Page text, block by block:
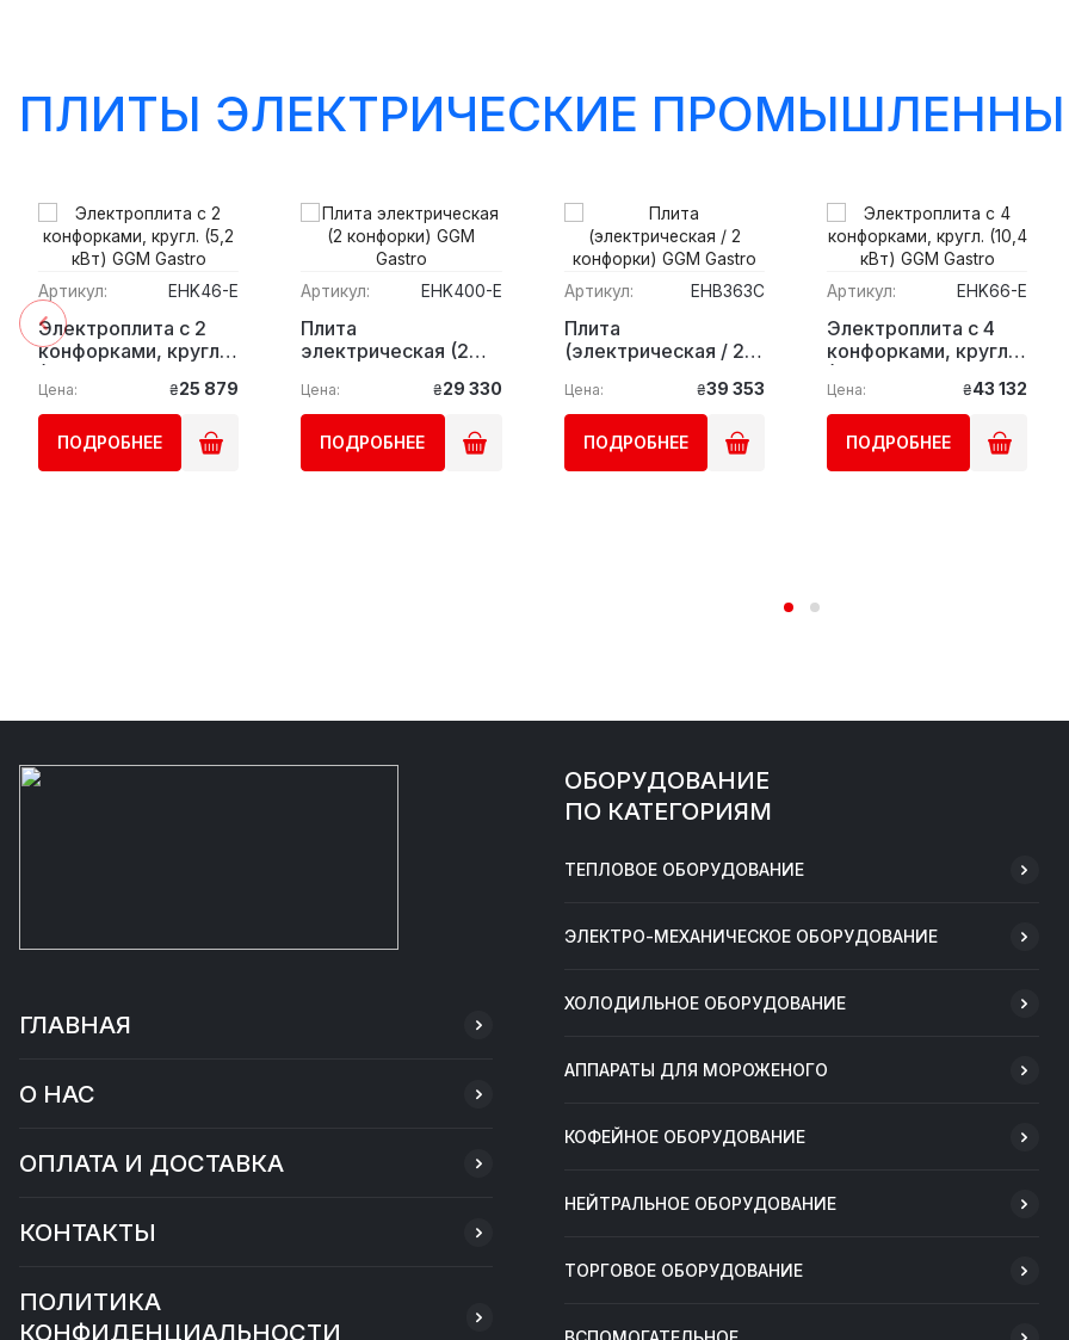
ПЛИТЫ ЭЛЕКТРИЧЕСКИЕ
Артикул: EHK46-E
Электроплита с 2
конфорками, кругл.
Цена: ₴25 879
ПОДРОБНЕЕ
Артикул: EHK400-E
Плита
электрическая (2
Gastro
Цена: ₴29 330
ПОДРОБНЕЕ
Артикул: EHB363C
Плита
(электрическая / 2
Gastro
Цена: ₴39 353
ПОДРОБНЕЕ
Артикул: EHK66-E
Электроплита с 4
конфорками, кругл.
Gastro
Цена: ₴43 132
ПОДРОБНЕЕ
ГЛАВНАЯ
О НАС
ОПЛАТА И ДОСТАВКА
КОНТАКТЫ
ПОЛИТИКА
КОНФИДЕНЦИАЛЬНОСТИ
ОБОРУДОВАНИЕ
ПО КАТЕГОРИЯМ
ТЕПЛОВОЕ ОБОРУДОВАНИЕ
ЭЛЕКТРО-МЕХАНИЧЕСКОЕ ОБОРУДОВАНИЕ
ХОЛОДИЛЬНОЕ ОБОРУДОВАНИЕ
АППАРАТЫ ДЛЯ МОРОЖЕНОГО
КОФЕЙНОЕ ОБОРУДОВАНИЕ
НЕЙТРАЛЬНОЕ ОБОРУДОВАНИЕ
ТОРГОВОЕ ОБОРУДОВАНИЕ